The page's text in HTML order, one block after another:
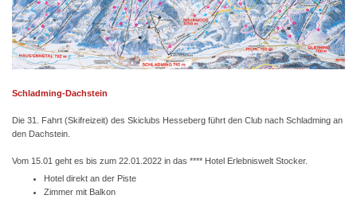
Schladming-Dachstein
Die 31. Fahrt (Skifreizeit) des Skiclubs Hesseberg führt den Club nach Schladming an
den Dachstein.
Vom 15.01 geht es bis zum 22.01.2022 in das **** Hotel Erlebniswelt Stocker.
Hotel direkt an der Piste
Zimmer mit Balkon